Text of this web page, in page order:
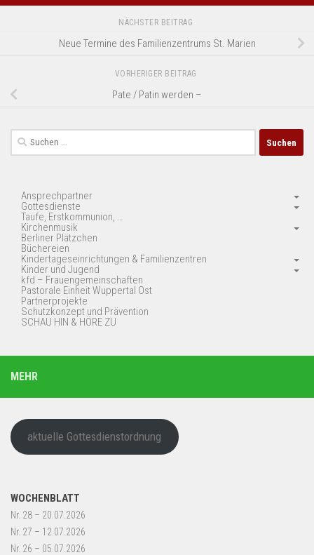
NÄCHSTER BEITRAG
Neue Termine des Familienzentrums St. Marien
VORHERIGER BEITRAG
Pate / Patin werden –
Suchen
nach:
Ansprechpartner
Gottesdienste
Taufe, Erstkommunion, …
Kirchenmusik
Berliner Plätzchen
Büchereien
Kindertageseinrichtungen & Familienzentren
Kinder und Jugend
kfd – Frauengemeinschaften
Pastorale Einheit Wuppertal Ost
Partnerprojekte
Schutzkonzept und Prävention
SCHAU HIN & HÖRE ZU
MEHR
aktuelle Gottesdienstordnung
WOCHENBLATT
Nr. 28 – 20.07.2026
Nr. 27 – 12.07.2026
Nr. 26 – 05.07.2026